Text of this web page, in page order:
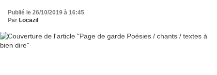
Publié le 26/10/2019 à 16:45
Par Locazil